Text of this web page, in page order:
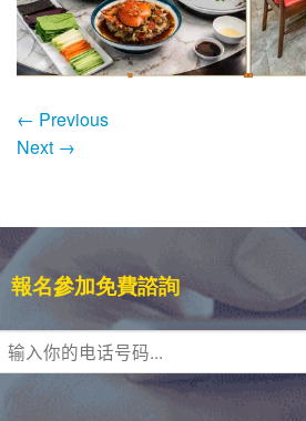
← Previous
Next →
報名參加免費諮詢